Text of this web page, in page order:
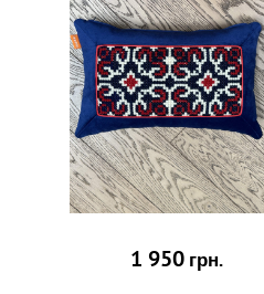
1 950 грн.